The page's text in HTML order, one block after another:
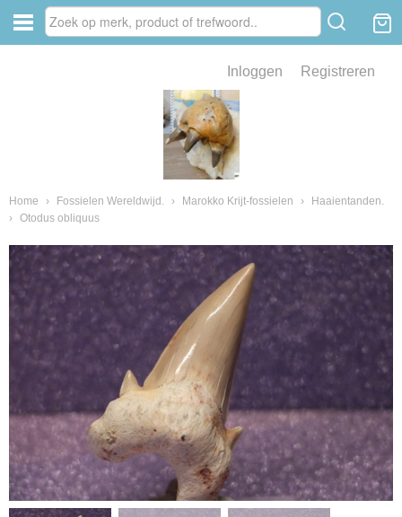
Inloggen Registreren
Home › Fossielen Wereldwijd. › Marokko Krijt-fossielen ›
Haaientanden.
› Otodus obliquus
van fossielen en mineralen